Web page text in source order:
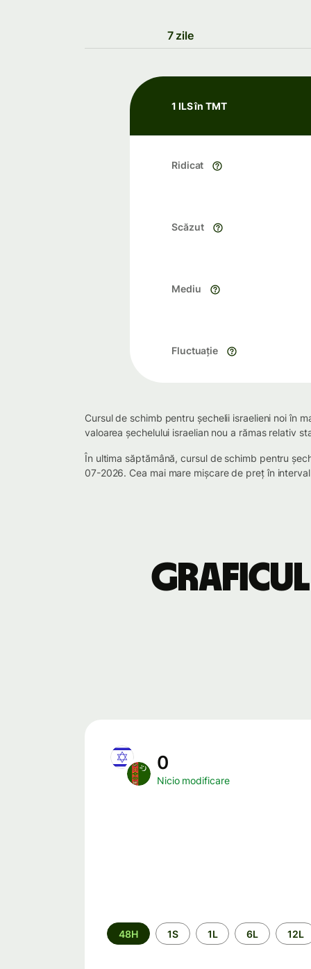
7 zile
1 ILS în TMT
Ridicat
Scăzut
Mediu
Fluctuație
Cursul de schimb pentru șechelii israelieni noi în
valoarea șechelului israelian nou a rămas relativ
În ultima săptămână, cursul de schimb pentru
07-2026. Cea mai mare mișcare de preț în
Graficul
0
Nicio modificare
Perioada
48H 1S 1L 6L 12L